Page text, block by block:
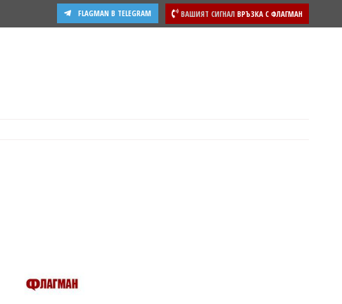
ВАШИЯТ СИГНАЛ ВРЪЗКА С ФЛАГМАН
FLAGMAN В TELEGRAM